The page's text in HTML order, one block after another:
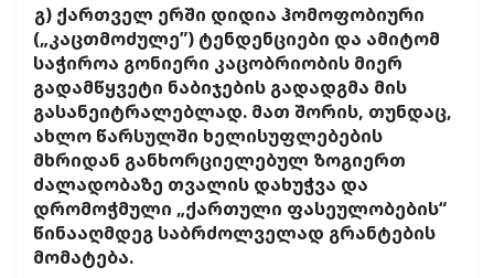
გ) ქართველ ერში დიდია ჰომოფობიური
(„კაცთმოძულე”) ტენდენციები და ამიტომ
საჭიროა გონიერი კაცობრიობის მიერ
გადამწყვეტი ნაბიჯების გადადგმა მის
გასანეიტრალებლად. მათ შორის, თუნდაც,
ახლო წარსულში ხელისუფლებების
მხრიდან განხორციელებულ ზოგიერთ
ძალადობაზე თვალის დახუჭვა და
დრომოჭმული „ქართული ფასეულობების“
წინააღმდეგ საბრძოლველად გრანტების
მომატება.